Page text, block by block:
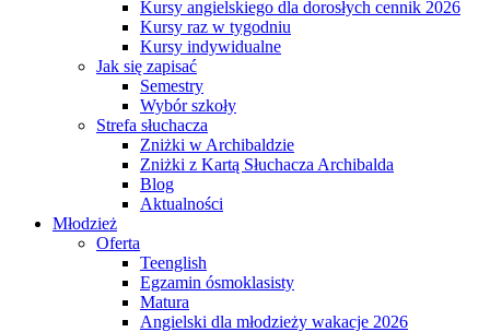
Kursy angielskiego dla dorosłych cennik 2026
Kursy raz w tygodniu
Kursy indywidualne
Jak się zapisać
Semestry
Wybór szkoły
Strefa słuchacza
Zniżki w Archibaldzie
Zniżki z Kartą Słuchacza Archibalda
Blog
Aktualności
Młodzież
Oferta
Teenglish
Egzamin ósmoklasisty
Matura
Angielski dla młodzieży wakacje 2026